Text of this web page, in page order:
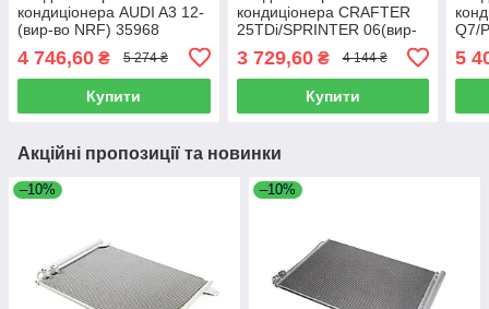
кондиціонера AUDI A3 12-
(вир-во NRF) 35968
4 746,60 ₴ 5 274 ₴
Купити
кондиціонера CRAFTER
25TDi/SPRINTER 06(вир-
во Van Wezel) 58005277
3 729,60₴ 4 144 ₴
Купити
Q7/
5
Акційні пропозиції та новинки
–10% –10%